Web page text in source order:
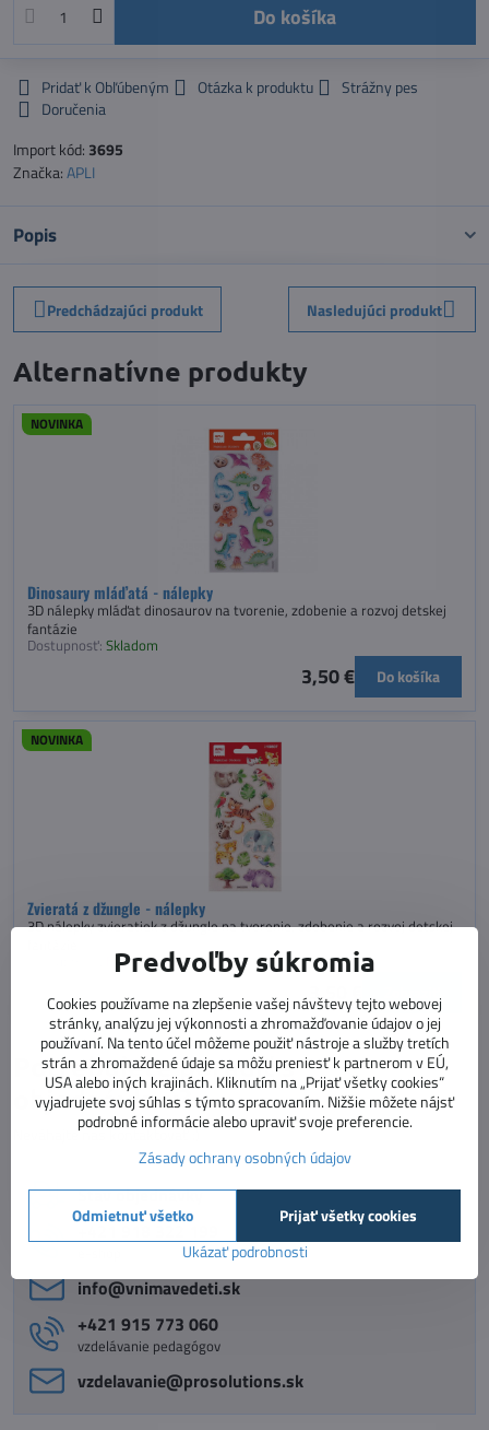
Do košíka
Pridať k Obľúbeným Otázka k produktu
Strážny pes
Doručenia
Import kód: 3695
Značka:APLI
Popis
Predchádzajúci produkt Nasledujúci produkt
Alternatívne produkty
Dinosaury mláďatá - nálepky
NOVINKA
3D nálepky mláďat dinosaurov na tvorenie, zdobenie a rozvoj detskej
fantázie
Dostupnosť: Skladom
3,50 € Do košíka
Zvieratá z džungle - nálepky
NOVINKA
3D nálepky zvieratiek z džungle na tvorenie, zdobenie a rozvoj detskej
Momentálne vypredané
3,50 €
Potrebujete poradiť s
objednávkou?
Neváhajte nás kontaktovať :)
Stav objednávky
+421 918 322 199
info​@vnimavedeti​.sk
+421 915 773 060
vzdelávanie pedagógov
vzdelavanie​@prosolutions​.sk
Predvoľby súkromia
Cookies používame na zlepšenie vašej návštevy tejto webovej
stránky, analýzu jej výkonnosti a zhromažďovanie údajov o jej
používaní. Na tento účel môžeme použiť nástroje a služby tretích
strán a zhromaždené údaje sa môžu preniesť k partnerom v EÚ,
USA alebo iných krajinách. Kliknutím na „Prijať všetky cookies“
vyjadrujete svoj súhlas s týmto spracovaním. Nižšie môžete nájsť
podrobné informácie alebo upraviť svoje preferencie.
Zásady ochrany osobných údajov
Ukázať podrobnosti
Prijať všetky cookies
Odmietnuť všetko